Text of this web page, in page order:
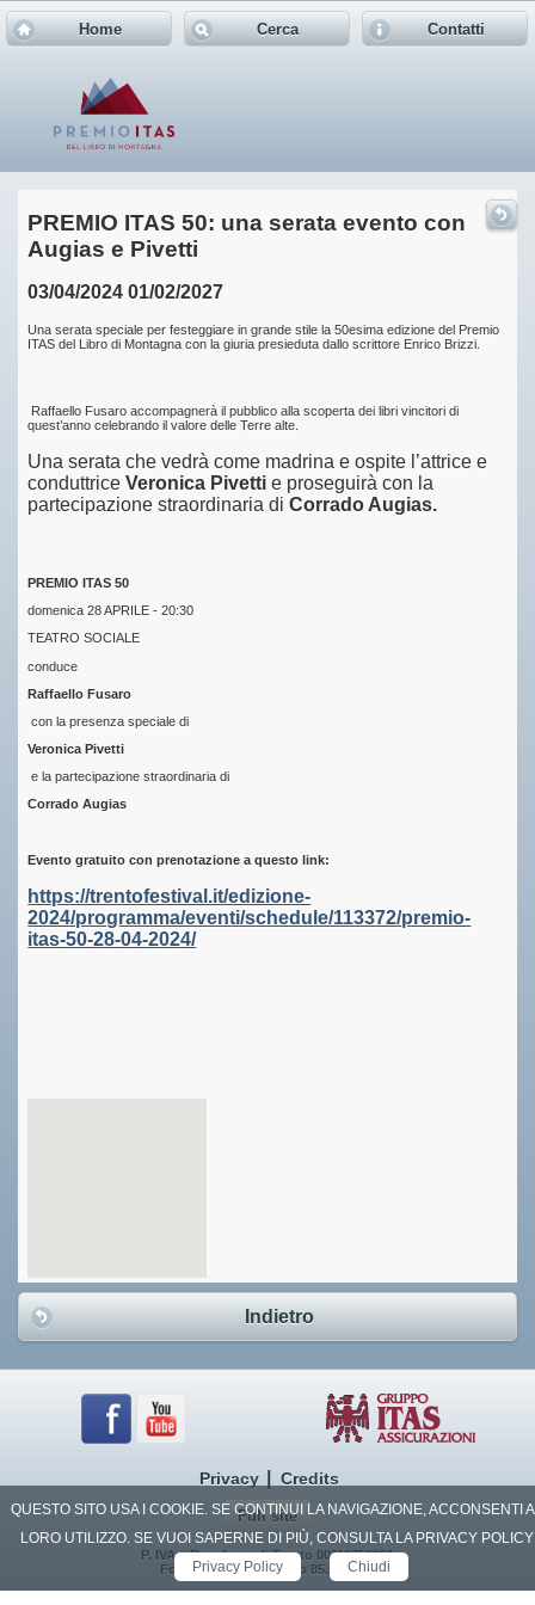
Home Cerca Contatti
PREMIO ITAS 50: una serata evento con
Augias e Pivetti
03/04/2024 01/02/2027
Una serata speciale per festeggiare in grande stile la 50esima edizione del Premio
ITAS del Libro di Montagna con la giuria presieduta dallo scrittore Enrico Brizzi.
Raffaello Fusaro accompagnerà il pubblico alla scoperta dei libri vincitori di
quest’anno celebrando il valore delle Terre alte.
Una serata che vedrà come madrina e ospite l’attrice e
conduttriceVeronica Pivetti e proseguirà con la
partecipazione straordinaria diCorrado Augias.
PREMIO ITAS 50
domenica 28 APRILE - 20:30
TEATRO SOCIALE
conduce
Raffaello Fusaro
con la presenza speciale di
Veronica Pivetti
e la partecipazione straordinaria di
Corrado Augias
Evento gratuito con prenotazione a questo link:
https://trentofestival.it/edizione-
2024/programma/eventi/schedule/113372/premio-
itas-50-28-04-2024/
Indietro
Privacy Credits
Full site
P. IVA e Reg. Impr. di Trento 00110750221
Fondo di garanzia euro 85.000.000
QUESTO SITO USA I COOKIE. SE CONTINUI LA NAVIGAZIONE, ACCONSENTI
LORO UTILIZZO. SE VUOI SAPERNE DI PIÙ, CONSULTA LA PRIVACY POLICY
Privacy Policy
Chiudi